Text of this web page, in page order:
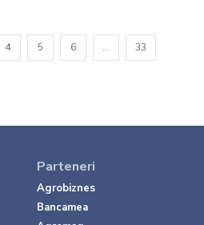
4 5 6 … 33
Parteneri
Agrobiznes
Bancamea